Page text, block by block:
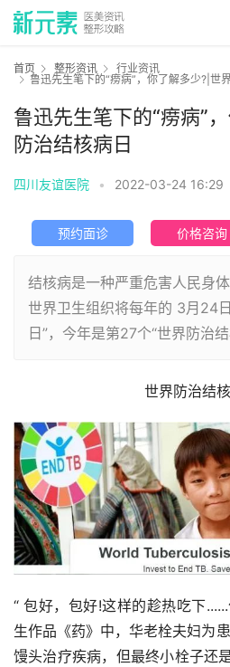
首页 整形资讯
行业资讯
鲁迅先生笔下的“痨病”，你了解多少?|世
鲁迅先生笔下的“痨病”
防治结核病日
四川友谊医院 • 2022-03-24 16:29
预约面诊 价格咨询
结核病是一种严重危害人民身
世界卫生组织将每年的 3月24
日”，今年是第27个“世界防治
世界防治结
“ 包好，包好!这样的趁热吃下
生作品《药》中，华老栓夫妇为
馒头治疗疾病，但最终小栓子还